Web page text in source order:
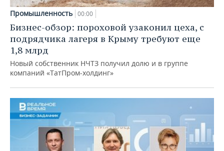
Промышленность 00:00
Бизнес-обзор: пороховой узаконил цеха, с
подрядчика лагеря в Крыму требуют еще
1,8 млрд
Новый собственник НЧТЗ получил долю и в группе
компаний «ТатПром-холдинг»